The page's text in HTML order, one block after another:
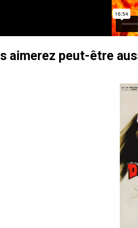
aimerez peut-être